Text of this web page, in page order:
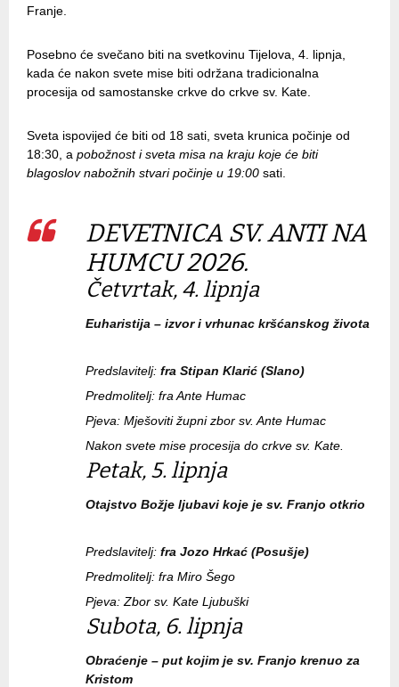
Franje.
Posebno će svečano biti na svetkovinu Tijelova, 4. lipnja,
kada će nakon svete mise biti održana tradicionalna
procesija od samostanske crkve do crkve sv. Kate.
Sveta ispovijed će biti od 18 sati, sveta krunica počinje od
18:30, a pobožnost i sveta misa na kraju koje će biti
blagoslov nabožnih stvari počinje u 19:00 sati.
DEVETNICA SV. ANTI NA
HUMCU 2026.
Četvrtak, 4. lipnja
Euharistija – izvor i vrhunac kršćanskog života
Predslavitelj: fra Stipan Klarić (Slano)
Predmolitelj: fra Ante Humac
Pjeva: Mješoviti župni zbor sv. Ante Humac
Nakon svete mise procesija do crkve sv. Kate.
Petak, 5. lipnja
Otajstvo Božje ljubavi koje je sv. Franjo otkrio
Predslavitelj: fra Jozo Hrkać (Posušje)
Predmolitelj: fra Miro Šego
Pjeva: Zbor sv. Kate Ljubuški
Subota, 6. lipnja
Obraćenje – put kojim je sv. Franjo krenuo za
Kristom